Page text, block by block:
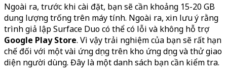
Ngoài ra, trước khi cài đặt, bạn sẽ cần khoảng 15-20 GB
dung lượng trống trên máy tính. Ngoài ra, xin lưu ý rằng
trình giả lập Surface Duo có thể có lỗi và không hỗ trợ
Google Play Store. Vì vậy trải nghiệm của bạn sẽ rất hạn
chế đối với một vài ứng dụng trên kho ứng dụng và thử giao
diện người dùng. Đây là một danh sách bạn cần kiểm tra.